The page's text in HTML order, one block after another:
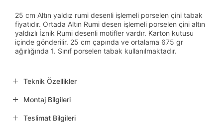
25 cm Altın yaldız rumi desenli işlemeli porselen çini tabak
fiyatıdır. Ortada Altın Rumi desen işlemeli porselen çini altın
yaldızlı İznik Rumi desenli motifler vardır. Karton kutusu
içinde gönderilir. 25 cm çapında ve ortalama 675 gr
ağırlığında 1. Sınıf porselen tabak kullanılmaktadır.
Teknik Özellikler
Montaj Bilgileri
Teslimat Bilgileri